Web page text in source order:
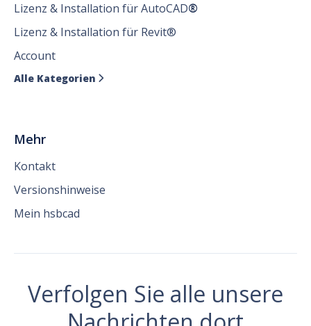
Lizenz & Installation für AutoCAD®
Lizenz & Installation für Revit®
Account
Alle Kategorien 
Mehr
Kontakt
Versionshinweise
Mein hsbcad
Verfolgen Sie alle unsere